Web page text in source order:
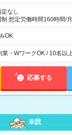
なし
労働時間160時間/月 ★シフト例 8：30～
OK
業・WワークOK / 10名以
応募する
未読